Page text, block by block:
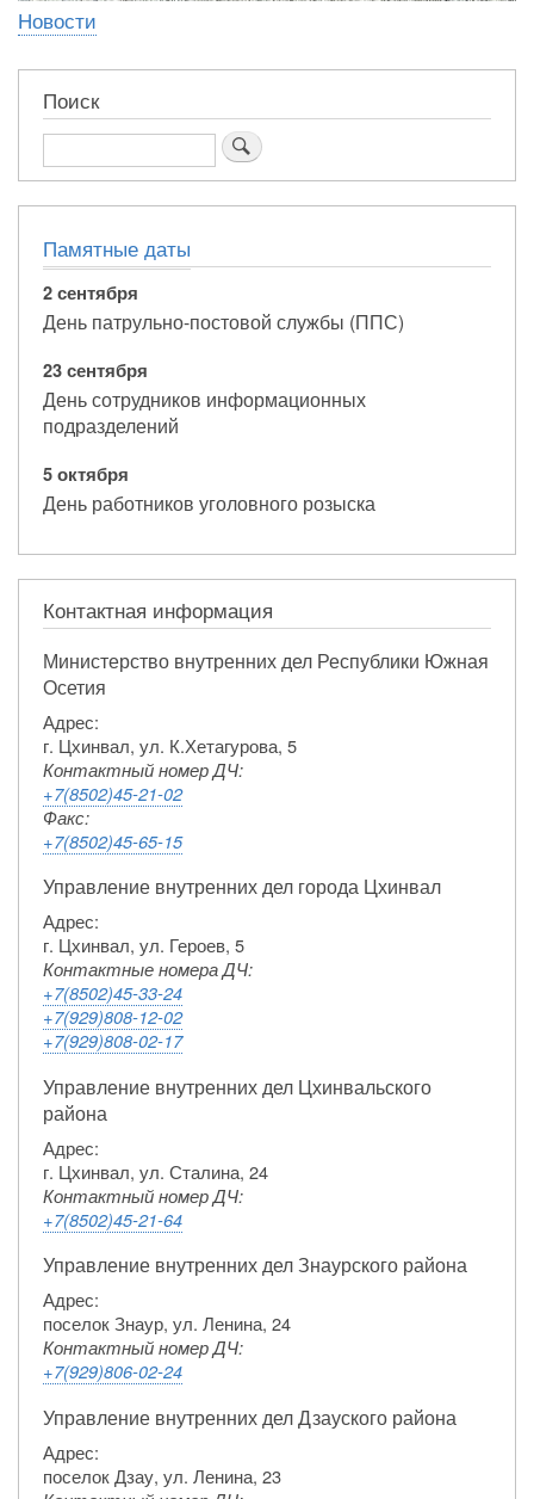
Новости
Поиск
Поиск
Памятные даты
2 сентября
День патрульно-постовой службы (ППС)
23 сентября
День сотрудников информационных
подразделений
5 октября
День работников уголовного розыска
Контактная информация
Министерство внутренних дел Республики Южная
Осетия
Адрес:
г. Цхинвал, ул. К.Хетагурова, 5
Контактный номер ДЧ:
+7(8502)45-21-02
Факс:
+7(8502)45-65-15
Управление внутренних дел города Цхинвал
Адрес:
г. Цхинвал, ул. Героев, 5
Контактные номера ДЧ:
+7(8502)45-33-24
+7(929)808-12-02
+7(929)808-02-17
Управление внутренних дел Цхинвальского
района
Адрес:
г. Цхинвал, ул. Сталина, 24
Контактный номер ДЧ:
+7(8502)45-21-64
Управление внутренних дел Знаурского района
Адрес:
поселок Знаур, ул. Ленина, 24
Контактный номер ДЧ:
+7(929)806-02-24
Управление внутренних дел Дзауского района
Адрес:
поселок Дзау, ул. Ленина, 23